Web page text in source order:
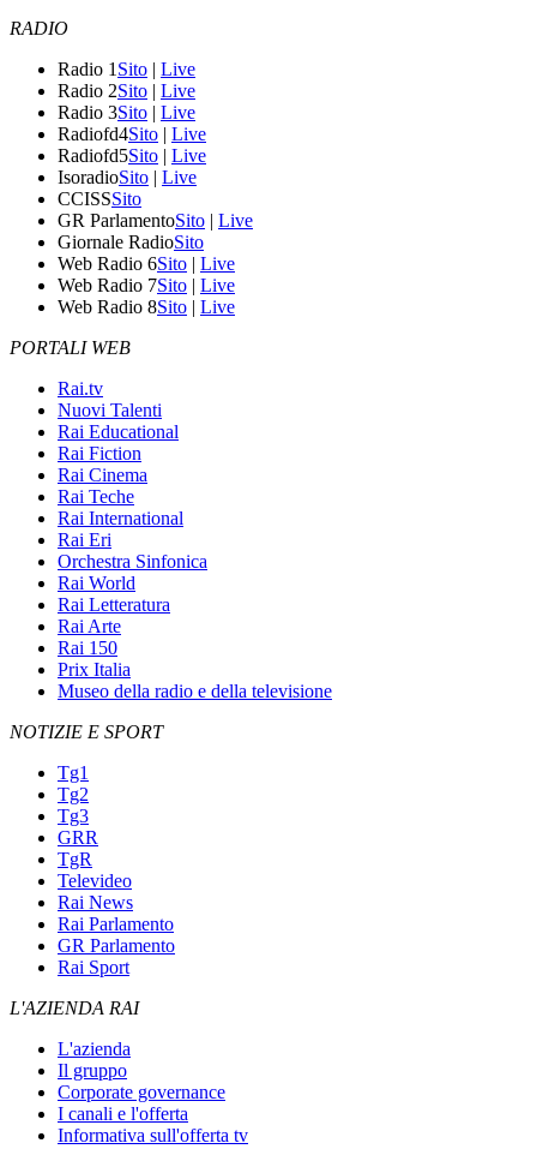
RADIO
Radio 1 Sito | Live
Radio 2Sito | Live
Radio 3Sito | Live
Radiofd4Sito | Live
Radiofd5Sito | Live
IsoradioSito | Live
CCISSSito
GR ParlamentoSito | Live
Giornale RadioSito
Web Radio 6Sito | Live
Web Radio 7Sito | Live
Web Radio 8Sito | Live
PORTALI WEB
Rai.tv
Nuovi Talenti
Rai Educational
Rai Fiction
Rai Cinema
Rai Teche
Rai International
Rai Eri
Orchestra Sinfonica
Rai World
Rai Letteratura
Rai Arte
Rai 150
Prix Italia
Museo della radio e della televisione
NOTIZIE E SPORT
Tg1
Tg2
Tg3
GRR
TgR
Televideo
Rai News
Rai Parlamento
GR Parlamento
Rai Sport
L'AZIENDA RAI
L'azienda
Il gruppo
Corporate governance
I canali e l'offerta
Informativa sull'offerta tv